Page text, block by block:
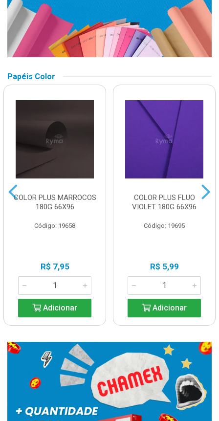
Papéis Color
COLOR PLUS MARROCOS
180G 66X96
Código: 19658
R$ 7,95
Adicionar
COLOR PLUS FLUO
VIOLET 180G 66X96
Código: 19695
R$ 5,99
Adicionar